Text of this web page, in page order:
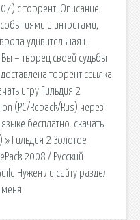
с торрент. Описание:
и интригами,
удивительная и
– творец своей судьбы
торрент ссылка
игру Гильдия 2
(PC/Repack/Rus) через
бесплатно. скачать
» Гильдия 2 Золотое
2008 / Русский
Нужен ли сайту раздел